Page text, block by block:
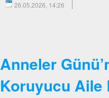
26.05.2026, 14:26
Anneler
Koruyucu Aile